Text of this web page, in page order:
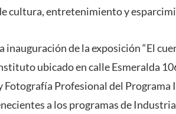
cultura, entretenimiento y
inauguración de la exposición “El
ubicado en calle Esmeralda
Fotografía Profesional del
a los programas de